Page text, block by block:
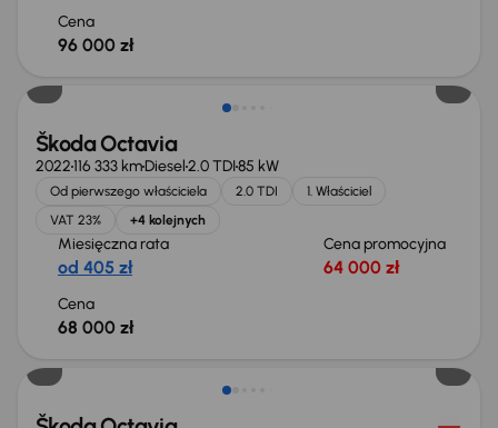
Cena
96 000 zł
Możliwość odliczenia VAT
Škoda Octavia
2022116 333 kmDiesel2.0 TDI85 kW
Od pierwszego właściciela 2.0 TDI
1. Właściciel
VAT 23%
+4 kolejnych
Miesięczna rata
od 405 zł
Cena promocyjna
64 000 zł
Cena
68 000 zł
Możliwość odliczenia VAT